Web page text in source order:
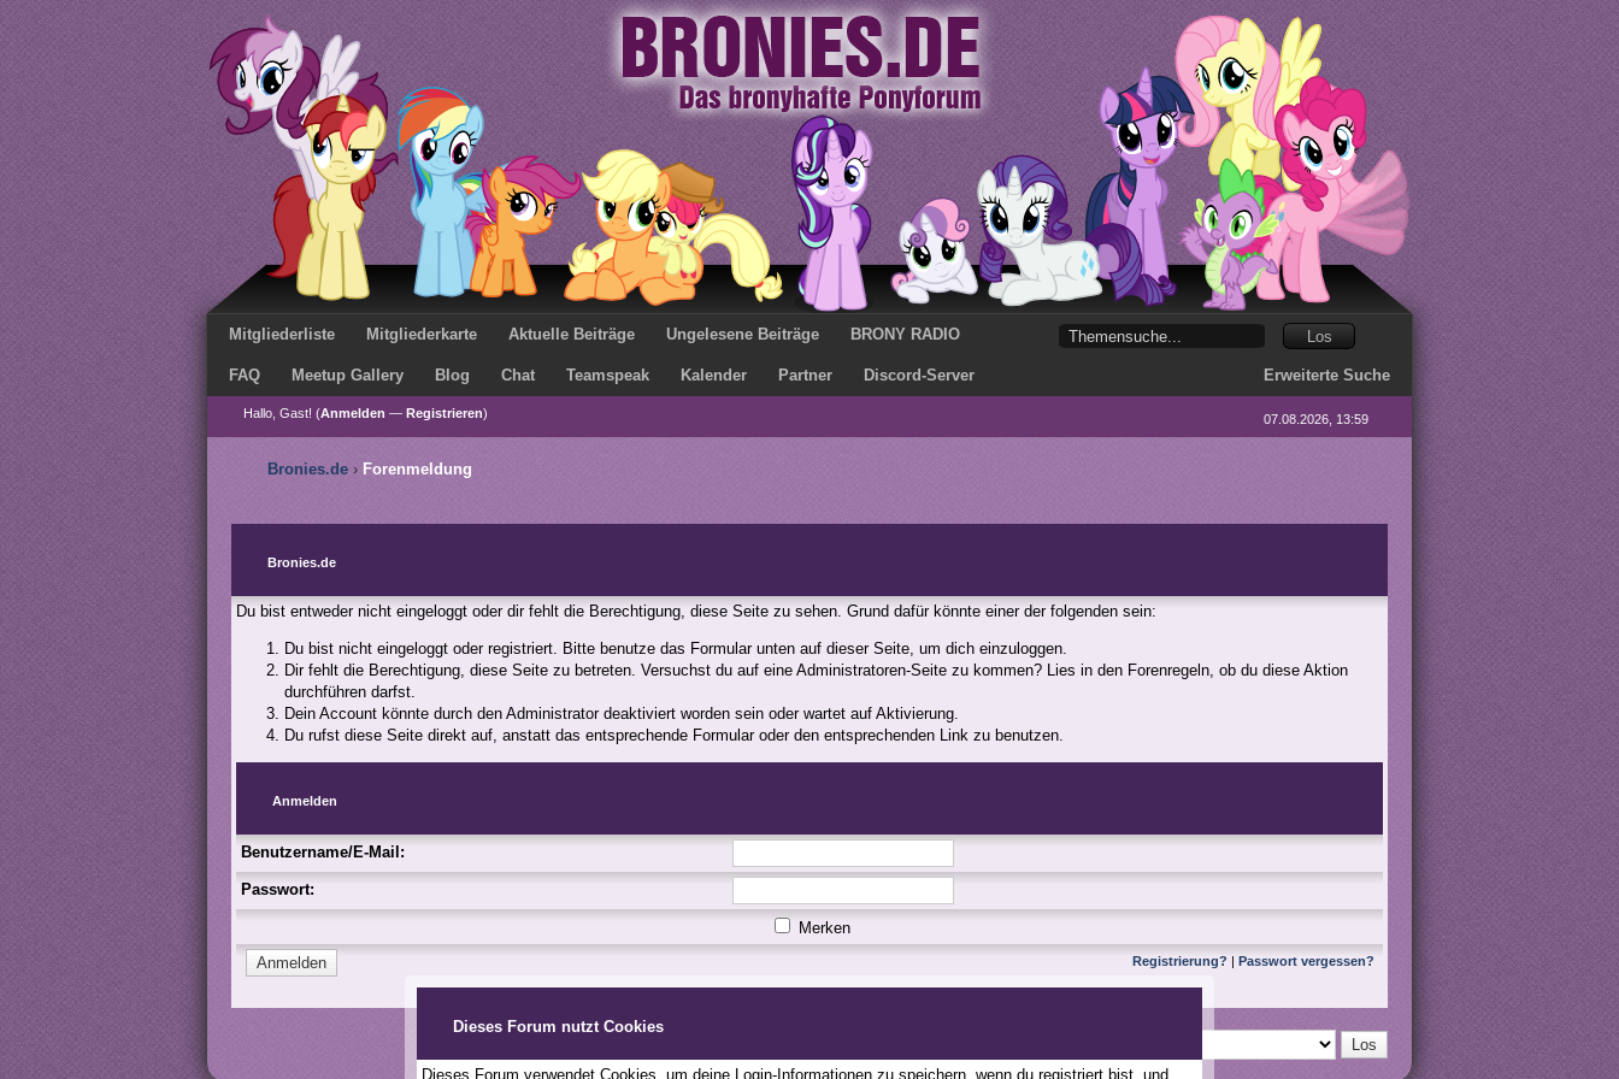
Dieses Forum nutzt Cookies
Dieses Forum verwendet Cookies, um deine Login-Informationen zu speichern, wenn du registriert bist, und
Mitgliederliste Mitgliederkarte Aktuelle Beiträge Ungelesene Beiträge BRONY RADIO
FAQ Meetup Gallery Blog Chat Teamspeak Kalender Partner Discord-Server Erweiterte Suche
Hallo, Gast! (Anmelden — Registrieren) 07.08.2026, 13:59
Bronies.de › Forenmeldung
Bronies.de
Du bist entweder nicht eingeloggt oder dir fehlt die Berechtigung, diese Seite zu sehen. Grund dafür könnte einer der folgenden sein:
Du bist nicht eingeloggt oder registriert. Bitte benutze das Formular unten auf dieser Seite, um dich einzuloggen.
Dir fehlt die Berechtigung, diese Seite zu betreten. Versuchst du auf eine Administratoren-Seite zu kommen? Lies in den Forenregeln, ob du diese Aktion
durchführen darfst.
Dein Account könnte durch den Administrator deaktiviert worden sein oder wartet auf Aktivierung.
Du rufst diese Seite direkt auf, anstatt das entsprechende Formular oder den entsprechenden Link zu benutzen.
Anmelden
Benutzername/E-Mail:
Passwort:
Merken
Registrierung? | Passwort vergessen?